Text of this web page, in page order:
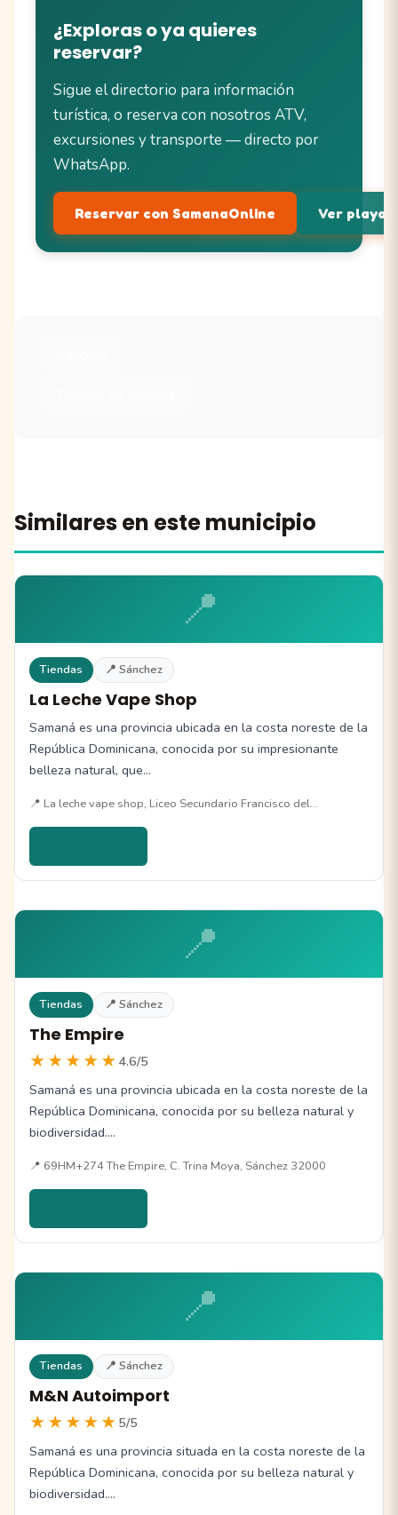
¿Exploras o ya quieres
reservar?
Sigue el directorio para información
turística, o reserva con nosotros ATV,
excursiones y transporte — directo por
WhatsApp.
Reservar con SamanaOnline Ver playas
Similares en este municipio
📍
Tiendas 📍 Sánchez
La Leche Vape Shop
Samaná es una provincia ubicada en la costa noreste de la
República Dominicana, conocida por su impresionante
belleza natural, que…
📍 La leche vape shop, Liceo Secundario Francisco del…
📍
Tiendas 📍 Sánchez
The Empire
★★★★★ 4.6/5
Samaná es una provincia ubicada en la costa noreste de la
República Dominicana, conocida por su belleza natural y
biodiversidad.…
📍 69HM+274 The Empire, C. Trina Moya, Sánchez 32000
📍
Tiendas 📍 Sánchez
M&N Autoimport
★★★★★ 5/5
Samaná es una provincia situada en la costa noreste de la
República Dominicana, conocida por su belleza natural y
biodiversidad.…